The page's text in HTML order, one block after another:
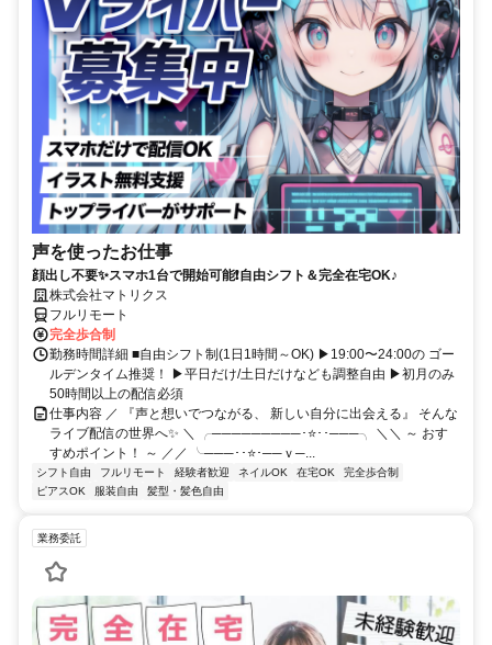
声を使ったお仕事
顔出し不要✨スマホ1台で開始可能❗自由シフト＆完全在宅OK♪
株式会社マトリクス
フルリモート
完全歩合制
勤務時間詳細 ■自由シフト制(1日1時間～OK) ▶19:00〜24:00の ゴー
ルデンタイム推奨！ ▶平日だけ/土日だけなども調整自由 ▶初月のみ
50時間以上の配信必須
仕事内容 ／ 『声と想いでつながる、 新しい自分に出会える』 そんな
ライブ配信の世界へ✨ ＼ ╭─────────･⭐･･───╮ ＼＼ ～ おす
すめポイント！ ～ ／／ ╰───･･⭐･──ｖ─...
シフト自由 フルリモート 経験者歓迎 ネイルOK 在宅OK
完全歩合制
ピアスOK
服装自由 髪型・髪色自由
業務委託